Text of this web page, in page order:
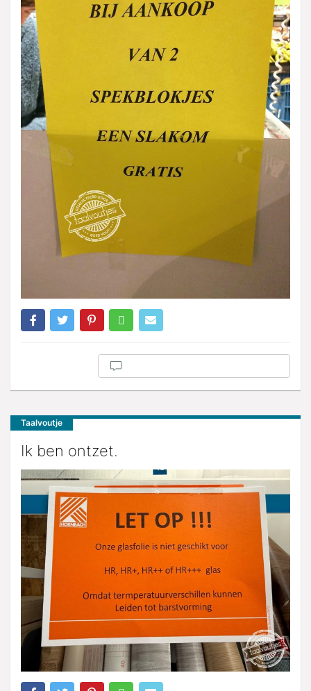
Taalvoutje
Ik ben ontzet.